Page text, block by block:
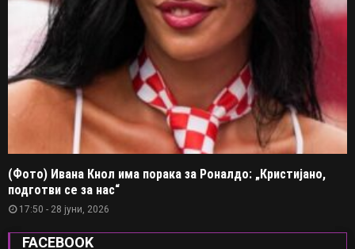
(Фото) Ивана Кнол има порака за Роналдо: „Кристијано,
подготви се за нас“
17:50 - 28 јуни, 2026
FACEBOOK